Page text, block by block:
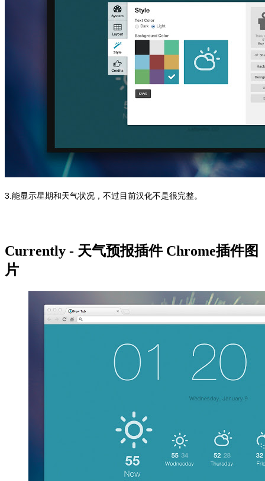
3.能显示星期和天气状况，不过目前汉化不是很完整。
Currently - 天气预报插件 Chrome插件图
片